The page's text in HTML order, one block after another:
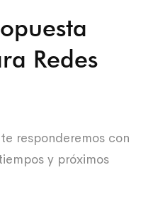
Redes
responderemos con
y próximos